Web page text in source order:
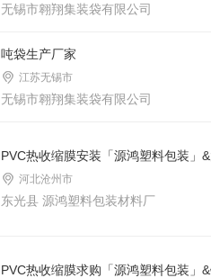
无锡市翱翔集装袋有限公司
吨袋生产厂家
江苏无锡市
无锡市翱翔集装袋有限公司
PVC热收缩膜安装「源鸿塑料包装」
河北沧州市
东光县 源鸿塑料包装材料厂
PVC热收缩膜求购「源鸿塑料包装」